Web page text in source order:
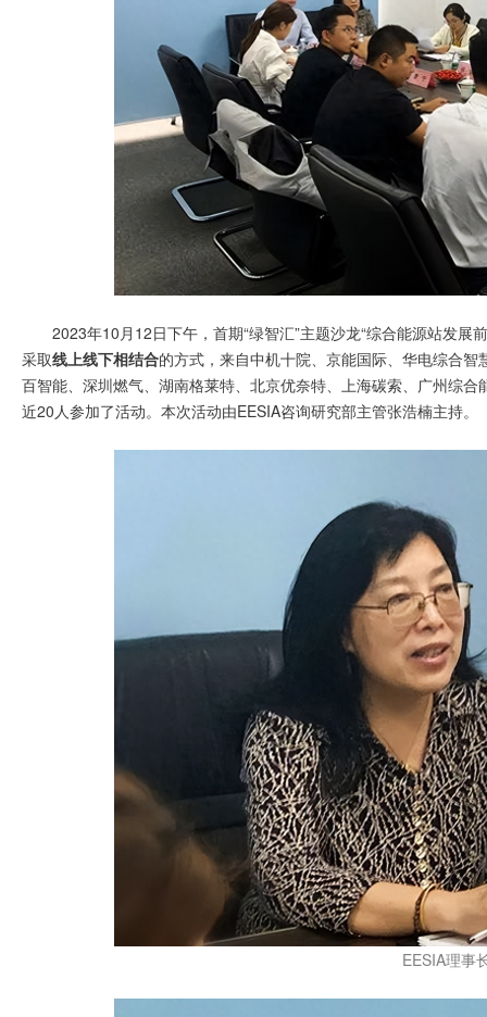
2023年10月12日下午，首期“绿智汇”主题沙龙“综合能源站发
采取线上线下相结合的方式，来自中机十院、京能国际、华电综合
百智能、深圳燃气、湖南格莱特、北京优奈特、上海碳索、广州综
近20人参加了活动。本次活动由EESIA咨询研究部主管张浩楠主持。
EESIA理事